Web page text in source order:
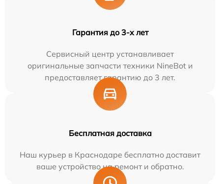
Гарантия до 3-х лет
Сервисный центр устанавливает
оригинальные запчасти техники NineBot и
предоставляет гарантию до 3 лет.
Бесплатная доставка
Наш курьер в Краснодаре бесплатно доставит
ваше устройство на ремонт и обратно.